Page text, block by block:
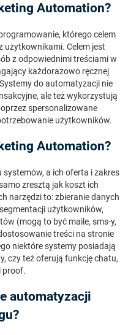
Automation?
którego celem
użytkownikami. Celem jest
z odpowiednimi treściami w
każdorazowo ręcznej
do automatyzacji nie
ale też wykorzystują
spersonalizowane
użytkowników.
Automation?
a ich oferta i zakres
zresztą jak koszt ich
narzędzi to: zbieranie danych
użytkowników,
(mogą to być maile, sms-y,
treści na stronie
niektóre systemy posiadają
czy też oferują funkcję chatu,
proof.
automatyzacji